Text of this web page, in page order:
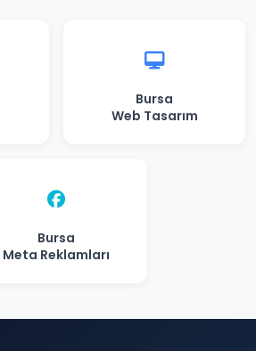
Bursa
Web Tasarım
Bursa
Meta Reklamları